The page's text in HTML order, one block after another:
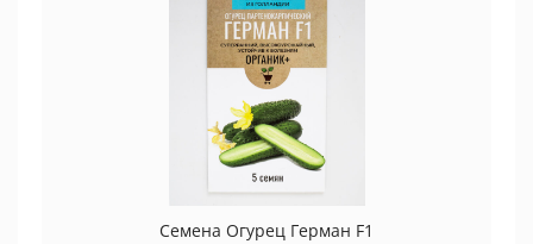
Семена Огурец Герман F1